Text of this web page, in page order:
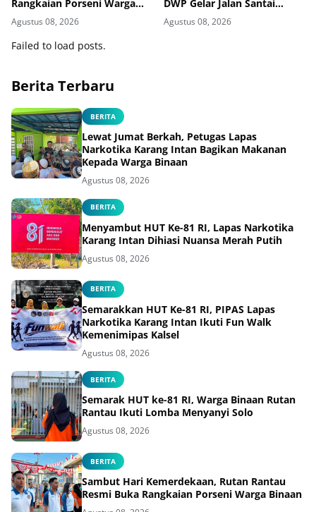
Rangkaian Porseni Warga
Binaan
Agustus 08, 2026
DWP Gelar Jalan Santai
Hingga Baksos
Agustus 08, 2026
Failed to load posts.
Berita Terbaru
BERITA
Lewat Jumat Berkah, Petugas Lapas
Narkotika Karang Intan Bagikan Makanan
Kepada Warga Binaan
Agustus 08, 2026
BERITA
Menyambut HUT Ke-81 RI, Lapas Narkotika
Karang Intan Dihiasi Nuansa Merah Putih
Agustus 08, 2026
BERITA
Semarakkan HUT Ke-81 RI, PIPAS Lapas
Narkotika Karang Intan Ikuti Fun Walk
Kemenimipas Kalsel
Agustus 08, 2026
BERITA
Semarak HUT ke-81 RI, Warga Binaan Rutan
Rantau Ikuti Lomba Menyanyi Solo
Agustus 08, 2026
BERITA
Sambut Hari Kemerdekaan, Rutan Rantau
Resmi Buka Rangkaian Porseni Warga Binaan